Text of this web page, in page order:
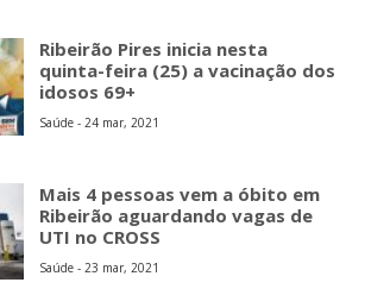
Ribeirão Pires inicia nesta
quinta-feira (25) a vacinação dos
idosos 69+
Saúde - 24 mar, 2021
Mais 4 pessoas vem a óbito em
Ribeirão aguardando vagas de
UTI no CROSS
Saúde - 23 mar, 2021